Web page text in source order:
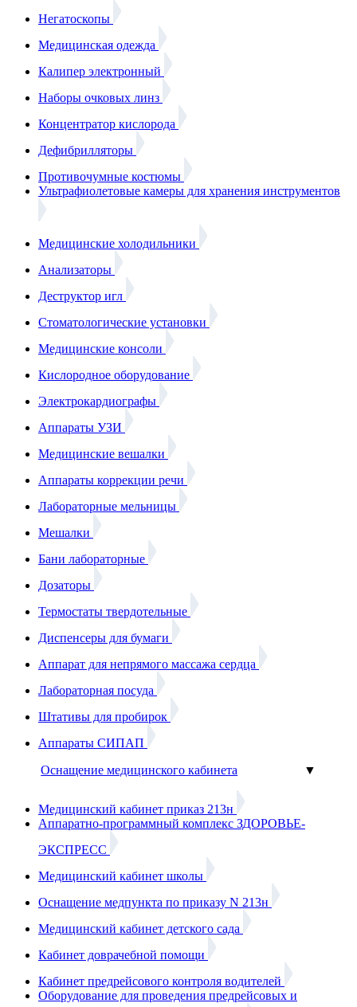
Негатоскопы
Медицинская одежда
Калипер электронный
Наборы очковых линз
Концентратор кислорода
Дефибрилляторы
Противочумные костюмы
Ультрафиолетовые камеры для хранения инструментов
Медицинские холодильники
Анализаторы
Деструктор игл
Стоматологические установки
Медицинские консоли
Кислородное оборудование
Электрокардиографы
Аппараты УЗИ
Медицинские вешалки
Аппараты коррекции речи
Лабораторные мельницы
Мешалки
Бани лабораторные
Дозаторы
Термостаты твердотельные
Диспенсеры для бумаги
Аппарат для непрямого массажа сердца
Лабораторная посуда
Штативы для пробирок
Аппараты СИПАП
Оснащение медицинского кабинета
▼
Медицинский кабинет приказ 213н
Аппаратно-программный комплекс ЗДОРОВЬЕ-
ЭКСПРЕСС
Медицинский кабинет школы
Оснащение медпункта по приказу N 213н
Медицинский кабинет детского сада
Кабинет доврачебной помощи
Кабинет предрейсового контроля водителей
Оборудование для проведения предрейсовых и